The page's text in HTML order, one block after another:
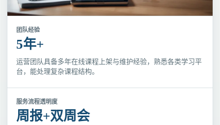
团队经验
5年+
运营团队具备多年在线课程上架与维护经验，熟悉各类学习平
台，能处理复杂课程结构。
服务流程透明度
周报+双周会